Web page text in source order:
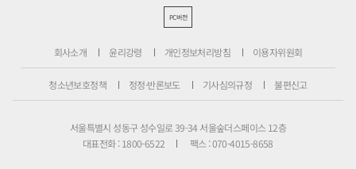
PC버전
회사소개 윤리강령 개인정보처리방침 이용자위원회
청소년보호정책 정정·반론보도 기사심의규정 불편신고
서울특별시 성동구 성수일로 39-34 서울숲더스페이스 12층
대표전화 : 1800-6522
팩스 : 070-4015-8658